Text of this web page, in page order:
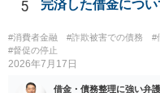
の旨の通知があつた場合に
に対し、電話をかけ、電報を
いて送信し、又は訪問する方
求し、これに対し債務者等か
かわらず、更にこれらの方法
5 完済した借金につ
#消費者金融 #詐欺被害での債務 #
#督促の停止
2026年7月17日
借金・債務整理に強い弁